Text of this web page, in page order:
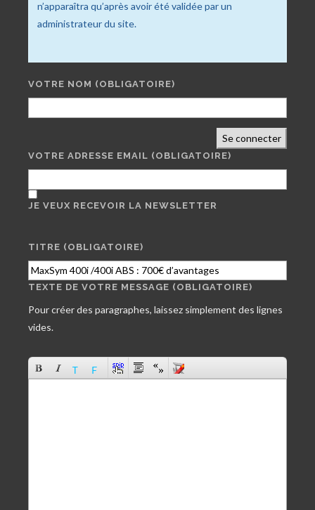
n’apparaîtra qu’après avoir été validée par un
administrateur du site.
VOTRE NOM (OBLIGATOIRE)
Se connecter
VOTRE ADRESSE EMAIL (OBLIGATOIRE)
JE VEUX RECEVOIR LA NEWSLETTER
TITRE (OBLIGATOIRE)
TEXTE DE VOTRE MESSAGE (OBLIGATOIRE)
Pour créer des paragraphes, laissez simplement des lignes
vides.